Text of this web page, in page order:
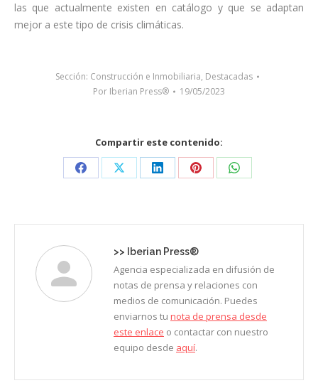
las que actualmente existen en catálogo y que se adaptan
mejor a este tipo de crisis climáticas.
Sección: Construcción e Inmobiliaria, Destacadas
Por Iberian Press® 19/05/2023
Compartir este contenido:
Share
Facebook
Share
X
Share
LinkedIn
Share
Pinterest
Share
WhatsApp
>> Iberian Press®
Agencia especializada en difusión de
notas de prensa y relaciones con
medios de comunicación. Puedes
enviarnos tu nota de prensa desde
este enlace o contactar con nuestro
equipo desde aquí.